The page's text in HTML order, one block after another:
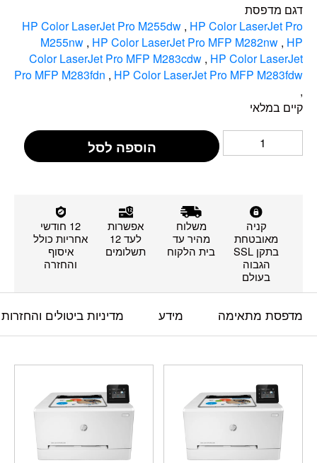
דגם מדפסת
HP Color LaserJet Pro M255dw , HP Color LaserJet Pro
M255nw , HP Color LaserJet Pro MFP M282nw , HP
Color LaserJet Pro MFP M283cdw , HP Color LaserJet
Pro MFP M283fdn , HP Color LaserJet Pro MFP M283fdw
,
קיים במלאי
הוספה לסל
קניה
מאובטחת
בתקן SSL
הגבוה
בעולם
משלוח
מהיר עד
בית הלקוח
אפשרות
לעד 12
תשלומים
12 חודשי
אחריות כולל
איסוף
והחזרה
מדפסת מתאימה מידע מדיניות ביטולים והחזרות